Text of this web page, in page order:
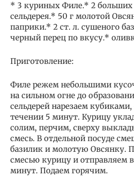
* 3 куриных Филе.* 2 больших
сельдерея.* 50 г молотой
паприки.* 2 ст. л. сушеного
черный перец по вкусу.*
Приготовление:
Филе режем небольшими
на сильном огне до
сельдерей нарезаем
течении 5 минут. Курицу
солим, перчим, сверху
смесь. В отдельной посуде
базилик и молотую Овсянку.
смесью курицу и отправляем
минут. Подаем горячим.